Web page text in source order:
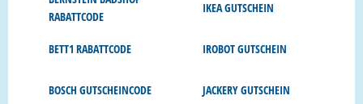
RABATTCODE
BETT1 RABATTCODE
BOSCH GUTSCHEINCODE
IKEA GUTSCHEIN
IROBOT GUTSCHEIN
JACKERY GUTSCHEIN